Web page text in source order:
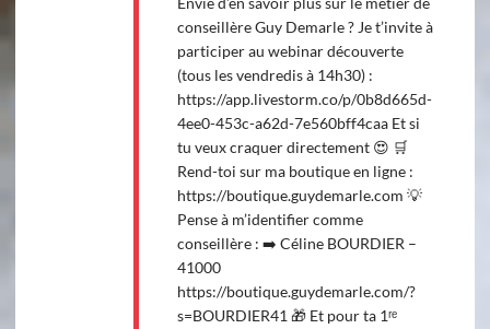
conseillère Guy Demarle ? Je t’invite à
participer au webinar découverte
(tous les vendredis à 14h30) :
https://app.livestorm.co/p/0b8d665d-
4ee0-453c-a62d-7e560bff4caa Et si
tu veux craquer directement 😍 🛒
Rend-toi sur ma boutique en ligne :
https://boutique.guydemarle.com 💡
Pense à m’identifier comme
conseillère : ➡️ Céline BOURDIER –
41000
https://boutique.guydemarle.com/?
s=BOURDIER41 🎁 Et pour ta 1ʳᵉ